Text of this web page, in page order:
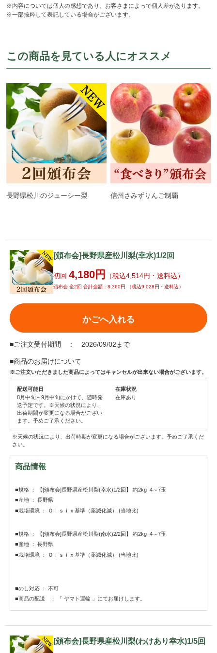
※内容については個人の感想であり、お客さまによって個人差があります。
※一部抜粋して表記している場合がございます。
この商品を見ている人にオススメ
長野県松川のジューシー梨 信州さみずりんご制覇
[頒布会]長野県産松川梨(幸水)1/2回
初回 4,180円 （税込4,514円・送料込）
頒布会 全2回 合計金額：8,360円 （税込9,028円・送料込）
かごへ入れる
■ご注文受付期間 ： 2026/09/02まで
■商品のお届けについて
※ご注文いただきました商品によってはキャンセルが出来ない場合がございます。
配送可能日
在庫状況
8月中旬～9月中旬にかけて、随時発
送予定です。※天候の状況により、
出荷期間が変更になる場合がござい
ます。予めご了承ください。
在庫あり
※天候の状況により、出荷時期が変更になる場合がございます。予めご了承くだ
さい。
商品情報
■規格 ： 【[頒布会]長野県産松川梨(幸水)1/2回】 約2kg 4～7玉
■産地 ： 長野県
■栽培環境 ： Ｏｉｓｉｘ基準（薬減化減） (当地比)
■規格 ： 【[頒布会]長野県産松川梨(南水)2/2回】 約2kg 4～7玉
■産地 ： 長野県
■栽培環境 ： Ｏｉｓｉｘ基準（薬減化減） (当地比)
■のし対応 ： 不可
■商品の配送 ： 「 ヤマト運輸 」にてお届けします。
[頒布会]長野県産松川梨(わけあり幸水)1/5回